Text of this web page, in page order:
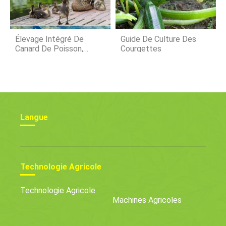
Élevage Intégré De
Canard De Poisson,
Guide De Culture Des
Courgettes
Langue
Technologie Agricole
Technologie Agricole
Machines Agricoles